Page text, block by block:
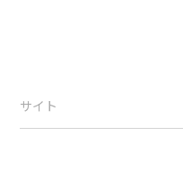
サイト